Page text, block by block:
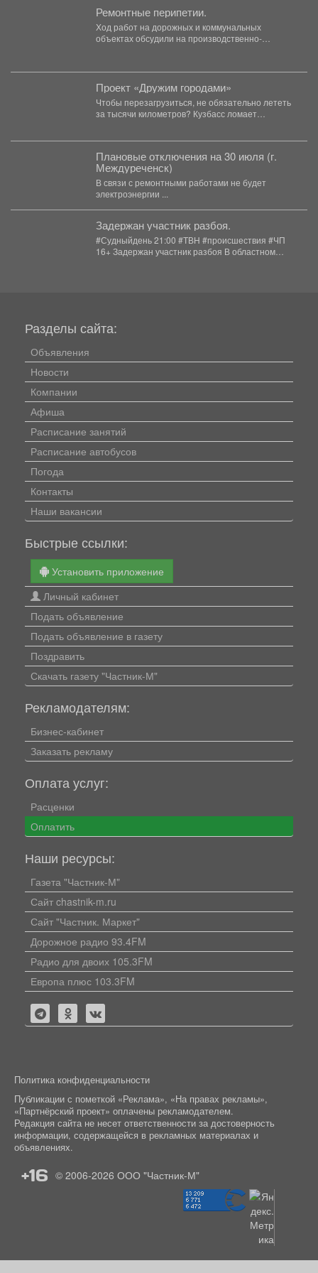
Ремонтные перипетии.
Ход работ на дорожных и коммунальных
объектах обсудили на производственно-
Проект «Дружим городами»
Чтобы перезагрузиться, не обязательно лететь
за тысячи километров? Кузбасс ломает
Плановые отключения на 30 июля (г.
Междуреченск)
В связи с ремонтными работами не будет
электроэнергии ...
Задержан участник разбоя.
#Судныйдень 21:00 #ТВН #происшествия #ЧП
16+ Задержан участник разбоя В областном
Разделы сайта:
Объявления
Новости
Компании
Афиша
Расписание занятий
Расписание автобусов
Погода
Контакты
Наши вакансии
Быстрые ссылки:
Установить приложение
Личный кабинет
Подать объявление
Подать объявление в газету
Поздравить
Скачать газету "Частник-М"
Рекламодателям:
Бизнес-кабинет
Заказать рекламу
Оплата услуг:
Расценки
Оплатить
Наши ресурсы:
Газета "Частник-М"
Сайт chastnik-m.ru
Сайт "Частник. Маркет"
Дорожное радио 93.4FM
Радио для двоих 105.3FM
Европа плюс 103.3FM
Политика конфиденциальности
Публикации с пометкой «Реклама», «На правах рекламы»,
«Партнёрский проект» оплачены рекламодателем.
Редакция сайта не несет ответственности за достоверность
информации, содержащейся в рекламных материалах и
объявлениях.
+16 © 2006-2026 ООО "Частник-М"